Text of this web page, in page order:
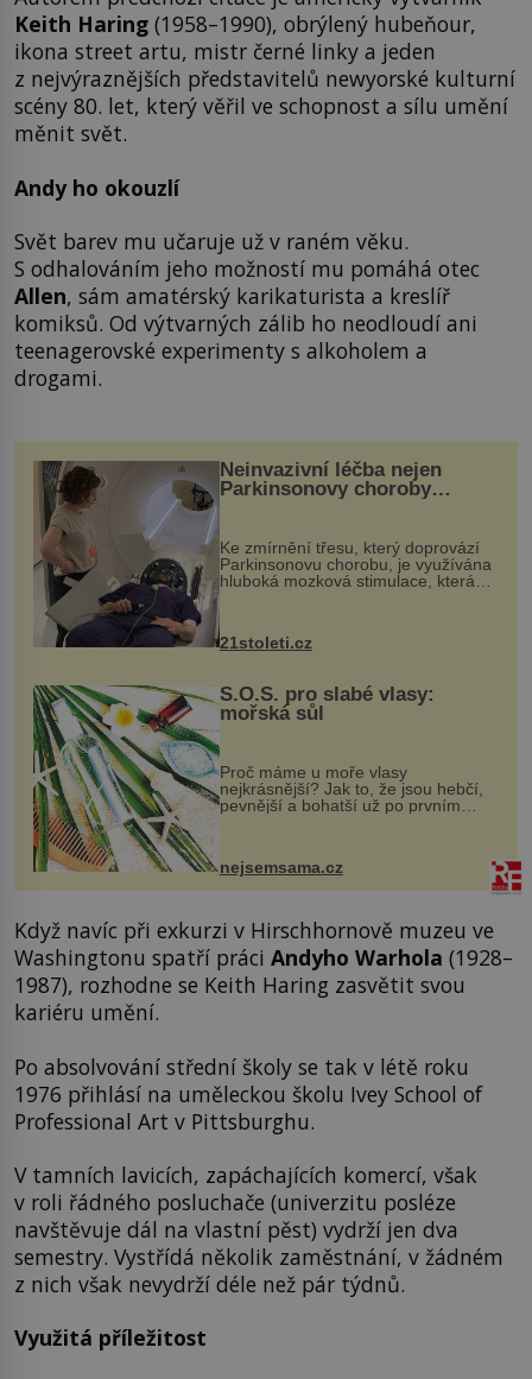
Keith Haring (1958–1990), obrýlený hubeňour,
ikona street artu, mistr černé linky a jeden
z nejvýraznějších představitelů newyorské kulturní
scény 80. let, který věřil ve schopnost a sílu umění
měnit svět.
Andy ho okouzlí
Svět barev mu učaruje už v raném věku.
S odhalováním jeho možností mu pomáhá otec
Allen, sám amatérský karikaturista a kreslíř
komiksů. Od výtvarných zálib ho neodloudí ani
teenagerovské experimenty s alkoholem a
drogami.
Neinvazivní léčba nejen
Parkinsonovy choroby
Ke zmírnění třesu, který doprovází
Parkinsonovu chorobu, je využívána
hluboká mozková stimulace, která
však vyžaduje vysoce invazivní
zákrok. Ultrazvuk zase není vhodný
k dostatečně přesnému zacílení ...
21stoleti.cz
S.O.S. pro slabé vlasy:
mořská sůl
Proč máme u moře vlasy
nejkrásnější? Jak to, že jsou hebčí,
pevnější a bohatší už po prvním
vlasy. ...
nejsemsama.cz
Když navíc při exkurzi v Hirschhornově muzeu ve
Washingtonu spatří práci Andyho Warhola (1928–
1987), rozhodne se Keith Haring zasvětit svou
kariéru umění.
Po absolvování střední školy se tak v létě roku
1976 přihlásí na uměleckou školu Ivey School of
Professional Art v Pittsburghu.
V tamních lavicích, zapáchajících komercí, však
v roli řádného posluchače (univerzitu posléze
navštěvuje dál na vlastní pěst) vydrží jen dva
semestry. Vystřídá několik zaměstnání, v žádném
z nich však nevydrží déle než pár týdnů.
Využitá příležitost